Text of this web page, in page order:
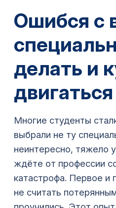
Ошибся с
делать и
Многие студенты
выбрали не ту
неинтересно, тяжело
ждёте от профессии
катастрофа. Первое и
не считать